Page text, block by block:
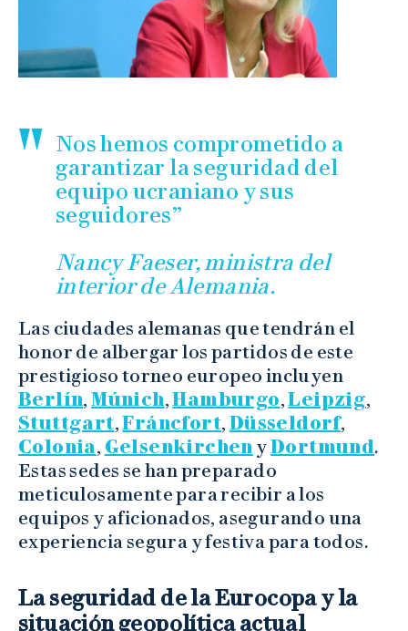
Nos hemos comprometido a
garantizar la seguridad del
equipo ucraniano y sus
seguidores”
Nancy Faeser, ministra del
interior de Alemania.
Las ciudades alemanas que tendrán el
honor de albergar los partidos de este
prestigioso torneo europeo incluyen
Berlín,Múnich,Hamburgo,Leipzig,
Stuttgart,Fráncfort, Düsseldorf,
Colonia, Gelsenkirchen yDortmund.
Estas sedes se han preparado
meticulosamente para recibir a los
equipos y aficionados, asegurando una
experiencia segura y festiva para todos.
La seguridad de la Eurocopa y la
situación geopolítica actual